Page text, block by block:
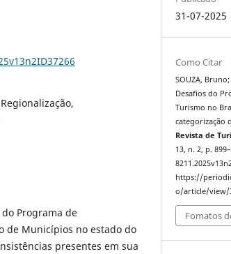
Programa de
de Municípios no estado do
presentes em sua
31-07-2025
Como Citar
SOUZA,
Desafios do
Turismo no
categorização
Revista de
13, n. 2, p.
https://
o/article/view/
Fomatos